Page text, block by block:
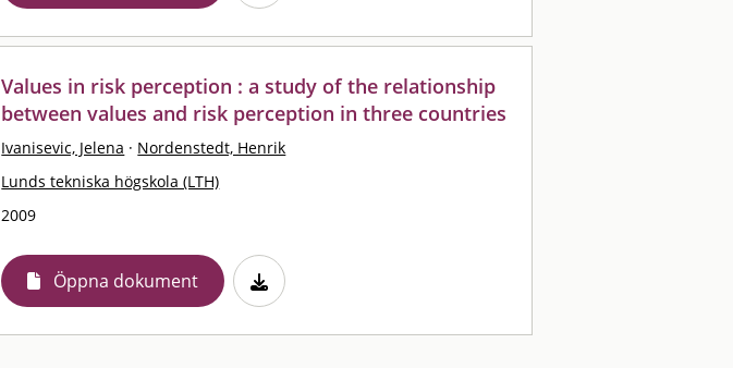
Values in risk perception : a study of the relationship
between values and risk perception in three countries
Ivanisevic, Jelena · Nordenstedt, Henrik
Lunds tekniska högskola (LTH)
2009
Öppna dokument